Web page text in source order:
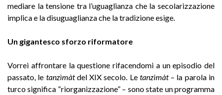
mediare la tensione tra l’uguaglianza che la secolarizzazione
implica e la disuguaglianza che la tradizione esige.
Un gigantesco sforzo riformatore
Vorrei affrontare la questione rifacendomi a un episodio del
passato, le tanzìmàtdel XIX secolo. Le tanzìmàt – la parola in
turco significa “riorganizzazione” – sono state un programma